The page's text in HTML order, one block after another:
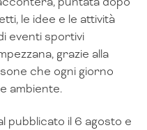
le idee e le attività
eventi sportivi
grazie alla
che ogni giorno
ambiente.
pubblicato il 6 agosto e